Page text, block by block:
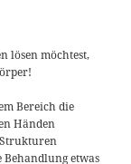
lösen möchtest,
Bereich die
Händen
Strukturen
Behandlung etwas